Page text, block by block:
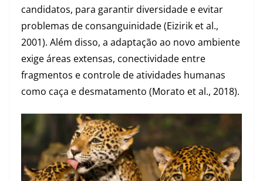
candidatos, para garantir diversidade e evitar
problemas de consanguinidade (Eizirik et al.,
2001). Além disso, a adaptação ao novo ambiente
exige áreas extensas, conectividade entre
fragmentos e controle de atividades humanas
como caça e desmatamento (Morato et al., 2018).